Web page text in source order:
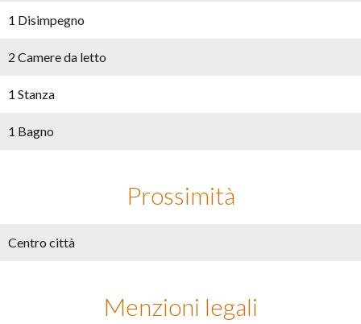
1 Disimpegno
2 Camere da letto
1 Stanza
1 Bagno
Prossimità
Centro città
Menzioni legali